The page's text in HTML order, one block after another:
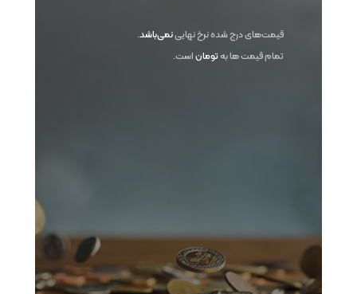
قیمت‌های درج شده نرخ نهایینمی‌باشد.
تمام قیمت ها به توماناست.